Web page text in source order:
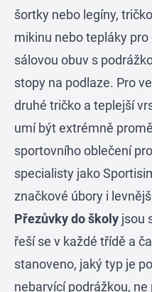
šortky nebo legíny,
mikinu nebo tepláky
sálovou obuv s
stopy na podlaze. Pro
druhé tričko a teplejší
umí být extrémně
sportovního oblečení
specialisty jako
značkové úbory i
Přezůvky do školy jsou
řeší se v každé třídě a
stanoveno, jaký typ je
nebarvící podrážkou,